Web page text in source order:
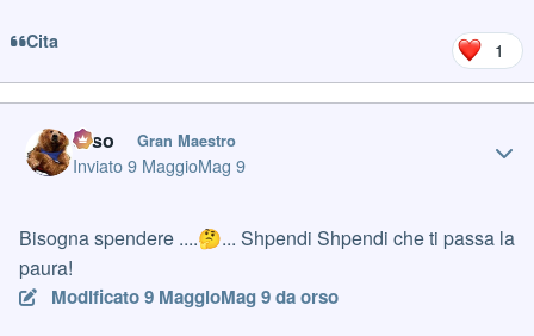
Cita 1
orso Gran Maestro
Inviato9 MaggioMag 9
Bisogna spendere ....🤔... Shpendi Shpendi che ti passa la
paura!
Modificato9 MaggioMag 9da orso